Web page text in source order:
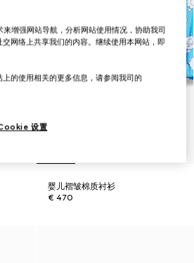
婴儿褶皱棉质衬衫
€ 470
增强网站导航，分析网站使用情况，协助我司
网络上共享我们的内容。继续使用本网站，即
的使用相关的更多信息，请参阅我司的
设置